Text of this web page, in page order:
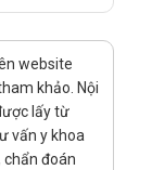
website
khảo. Nội
lấy từ
vấn y khoa
đoán